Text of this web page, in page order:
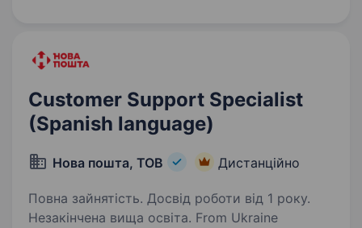
Customer Support Specialist
(Spanish language)
Нова пошта, ТОВ Дистанційно
Повна зайнятість. Досвід роботи від 1 року.
Незакінчена вища освіта. From Ukraine